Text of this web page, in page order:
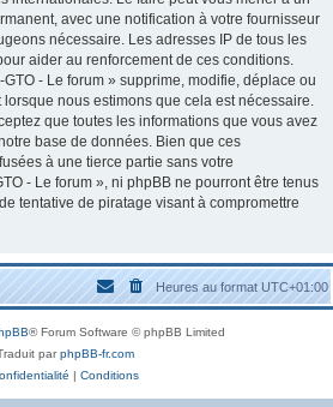
avec une notification à votre fournisseur
nécessaire. Les adresses IP de tous les
aider au renforcement de ces conditions.
- Le forum » supprime, modifie, déplace ou
nous estimons que cela est nécessaire.
que toutes les informations que vous avez
base de données. Bien que ces
à une tierce partie sans votre
- Le forum », ni phpBB ne pourront être tenus
tentative de piratage visant à compromettre
Heures au formatUTC+01:00
® Forum Software © phpBB Limited
parphpBB-fr.com
| Conditions